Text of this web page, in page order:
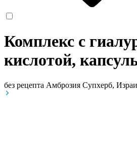
Комплекс с
кислотой,
без рецепта Амброзия Супхерб,